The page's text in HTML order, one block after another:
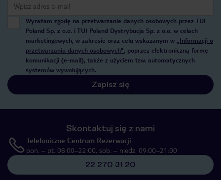
Wyrażam zgodę na przetwarzanie danych osobowych przez TUI
Poland Sp. z o.o. i TUI Poland Dystrybucja Sp. z o.o. w celach
marketingowych, w zakresie oraz celu wskazanym w „Informacji o
przetwarzaniu danych osobowych”, poprzez elektroniczną formę
komunikacji (e-mail), także z użyciem tzw. automatycznych
systemów wywołujących.
Zapisz się
Skontaktuj się z nami
Telefoniczne Centrum Rezerwacji
pon. – pt. 08:00–22:00, sob. – niedz. 09:00–21:00
22 270 31 20